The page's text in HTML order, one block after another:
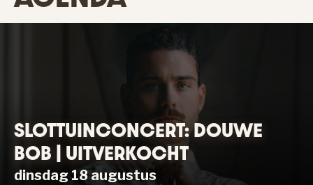
SLOTTUINCONCERT: DOUWE
BOB | UITVERKOCHT
dinsdag 18 augustus